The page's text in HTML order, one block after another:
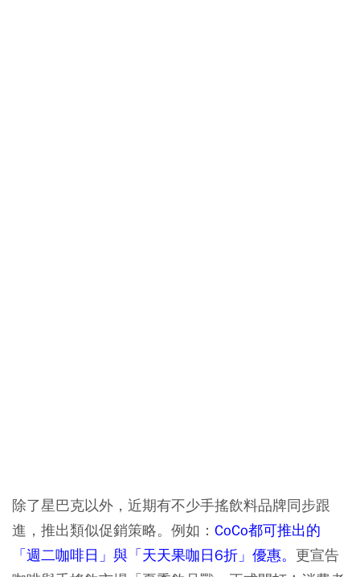
除了星巴克以外，近期有不少手搖飲料品牌同步跟
進，推出類似促銷策略。例如： CoCo都可推出的
「週二咖啡日」與「天天果咖日6折」優惠。 更宣告